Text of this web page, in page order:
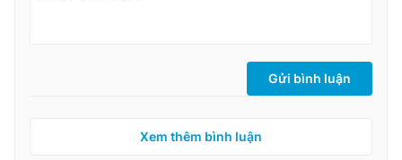
Gửi bình luận
Xem thêm bình luận